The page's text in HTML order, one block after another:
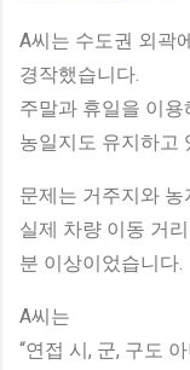
A씨는 수도권 외곽
경작했습니다.
주말과 휴일을 이
농일지도 유지하고
문제는 거주지와 농
실제 차량 이동 거
분 이상이었습니다.
A씨는
“연접 시, 군, 구도